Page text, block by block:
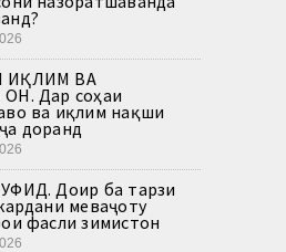
ИҚЛИМ ВА
Дар соҳаи
ва иқлим нақши
доранд
Доир ба тарзи
меваҷоту
фасли зимистон